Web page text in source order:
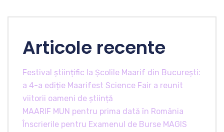
Articole recente
Festival științific la Școlile Maarif din București:
a 4-a ediție Maarifest Science Fair a reunit
viitorii oameni de știință
MAARIF MUN pentru prima dată în România
Înscrierile pentru Examenul de Burse MAGIS